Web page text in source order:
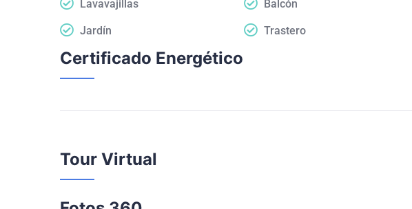
Lavavajillas Balcón
Jardín Trastero
Certificado Energético
Tour Virtual